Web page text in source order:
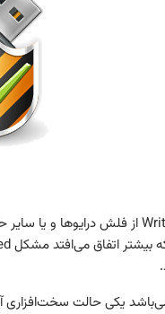
یکی حالت سخت‌افزاری